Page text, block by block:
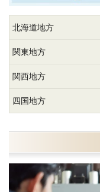
北海道地方
関東地方
関西地方
四国地方